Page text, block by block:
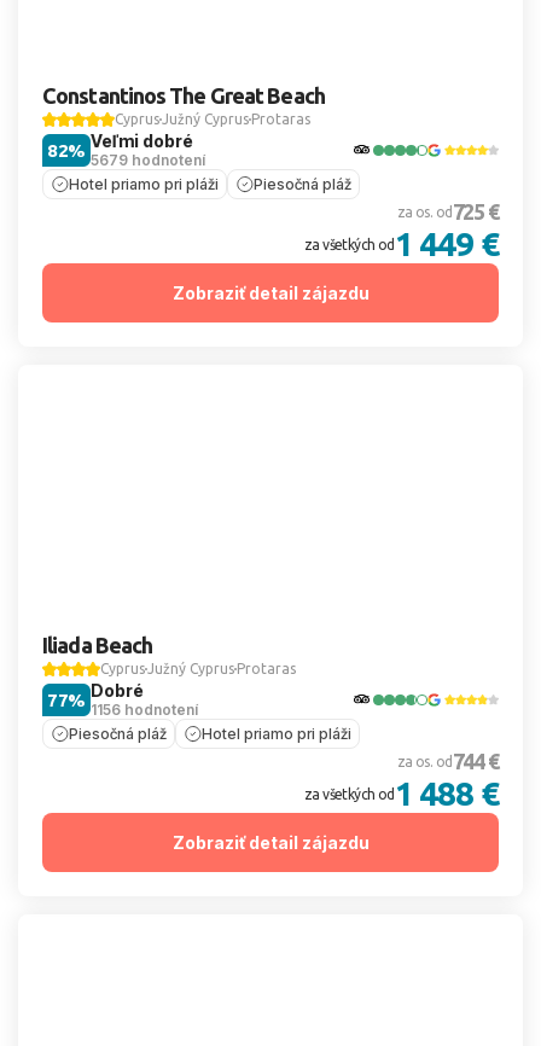
Constantinos The Great Beach
CyprusJužný Cyprus Protaras
Veľmi dobré
5679 hodnotení
82%
Hotel priamo pri pláži Piesočná pláž
za os. od 725 €
za všetkých od 1 449 €
Zobraziť detail zájazdu
Iliada Beach
CyprusJužný Cyprus Protaras
Dobré
1156 hodnotení
77%
Piesočná pláž Hotel priamo pri pláži
za os. od 744 €
za všetkých od 1 488 €
Zobraziť detail zájazdu